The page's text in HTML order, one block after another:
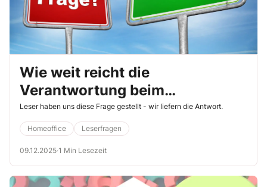
Wie weit reicht die
Verantwortung beim
Homeoffice?
Leser haben uns diese Frage gestellt - wir liefern die Antwort.
Homeoffice Leserfragen
09.12.2025·1 Min Lesezeit